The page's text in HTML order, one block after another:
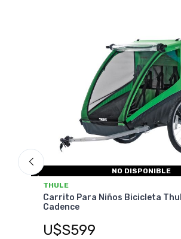
NO DISPONIBLE
THULE
Silla de Niño para Bicicleta
RideAlong Lite
U$S179